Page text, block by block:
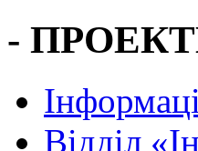
-
Вiддiл